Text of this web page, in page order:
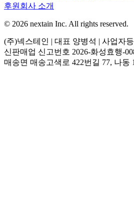
후원 회사 소개
© 2026 nextain Inc. All rights reserved.
(주)넥스테인 | 대표 양병석 | 사업자
신판매업 신고번호 2026-화성효행-
매송면 매송고색로 422번길 77, 나동